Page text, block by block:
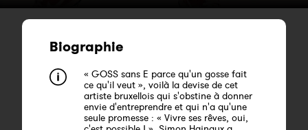
Biographie
« GOSS sans E parce qu'un gosse fait
ce qu'il veut », voilà la devise de cet
artiste bruxellois qui s'obstine à donner
envie d'entreprendre et qui n'a qu'une
seule promesse : « Vivre ses rêves, oui,